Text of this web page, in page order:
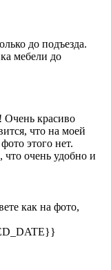
до подъезда.
мебели до
Очень красиво
что на моей
этого нет.
очень удобно и
как на фото,